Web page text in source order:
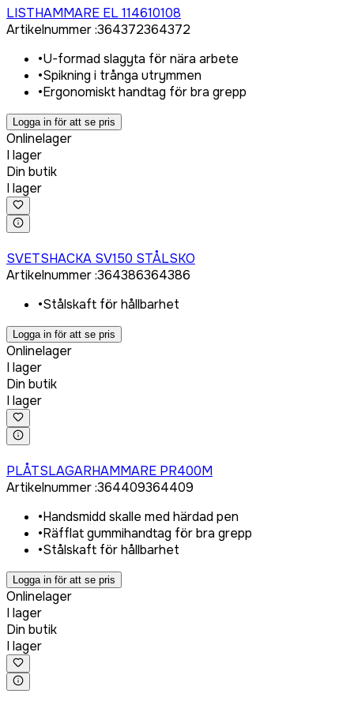
LISTHAMMARE EL 114610108
Artikelnummer:364372364372
•U-formad slagyta för nära arbete
•Spikning i trånga utrymmen
•Ergonomiskt handtag för bra grepp
Logga in för att se pris
Onlinelager
I lager
Din butik
I lager
SVETSHACKA SV150 STÅLSKO
Artikelnummer:364386364386
•Stålskaft för hållbarhet
Logga in för att se pris
Onlinelager
I lager
Din butik
I lager
PLÅTSLAGARHAMMARE PR400M
Artikelnummer:364409364409
•Handsmidd skalle med härdad pen
•Räfflat gummihandtag för bra grepp
•Stålskaft för hållbarhet
Logga in för att se pris
Onlinelager
I lager
Din butik
I lager